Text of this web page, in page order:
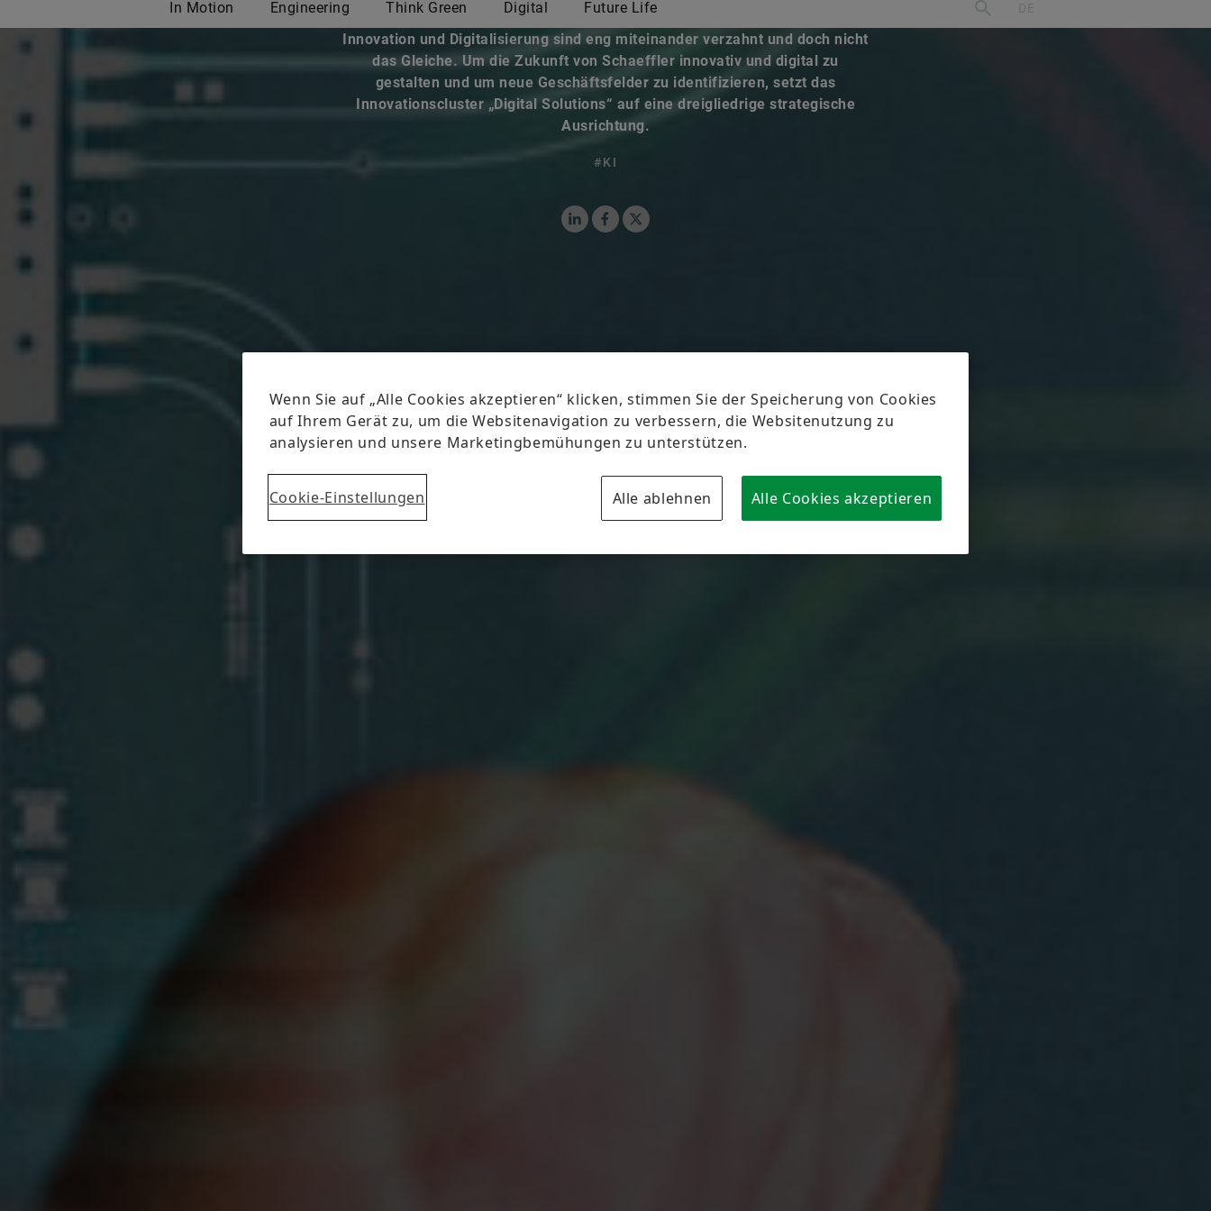
Innovation und Digitalisierung sind eng miteinander verzahnt und doch nicht
das Gleiche. Um die Zukunft von Schaeffler innovativ und digital zu
gestalten und um neue Geschäftsfelder zu identifizieren, setzt das
Innovationscluster „Digital Solutions“ auf eine dreigliedrige strategische
Ausrichtung.
#KI
LinkedInFacebook
X